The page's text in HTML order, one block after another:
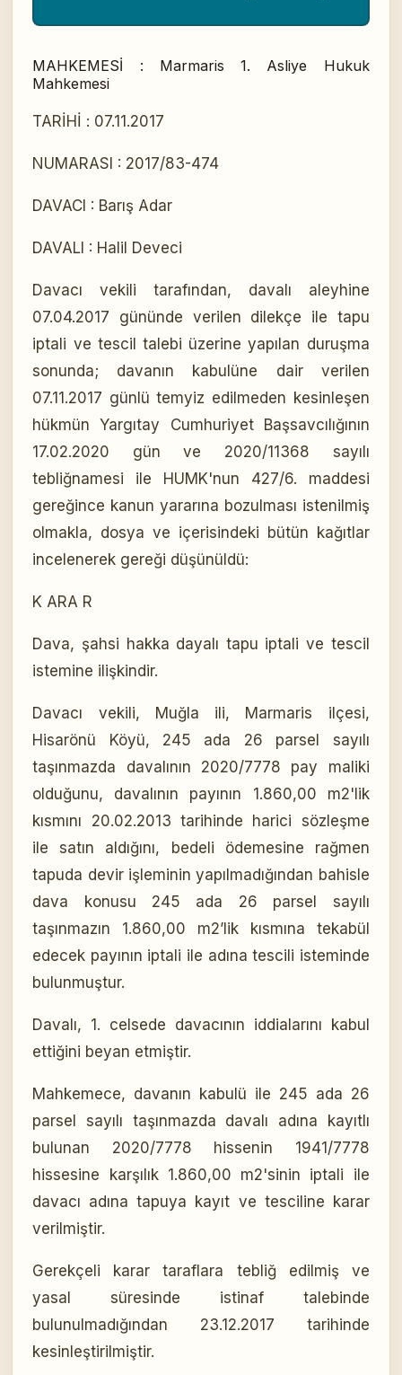
MAHKEMESİ : Marmaris 1. Asliye Hukuk
Mahkemesi
TARİHİ : 07.11.2017
NUMARASI : 2017/83-474
DAVACI : Barış Adar
DAVALI : Halil Deveci
Davacı vekili tarafından, davalı aleyhine
07.04.2017 gününde verilen dilekçe ile tapu
iptali ve tescil talebi üzerine yapılan duruşma
sonunda; davanın kabulüne dair verilen
07.11.2017 günlü temyiz edilmeden kesinleşen
hükmün Yargıtay Cumhuriyet Başsavcılığının
17.02.2020 gün ve 2020/11368 sayılı
tebliğnamesi ile HUMK'nun 427/6. maddesi
gereğince kanun yararına bozulması istenilmiş
olmakla, dosya ve içerisindeki bütün kağıtlar
incelenerek gereği düşünüldü:
K ARA R
Dava, şahsi hakka dayalı tapu iptali ve tescil
istemine ilişkindir.
Davacı vekili, Muğla ili, Marmaris ilçesi,
Hisarönü Köyü, 245 ada 26 parsel sayılı
taşınmazda davalının 2020/7778 pay maliki
olduğunu, davalının payının 1.860,00 m2'lik
kısmını 20.02.2013 tarihinde harici sözleşme
ile satın aldığını, bedeli ödemesine rağmen
tapuda devir işleminin yapılmadığından bahisle
dava konusu 245 ada 26 parsel sayılı
taşınmazın 1.860,00 m2’lik kısmına tekabül
edecek payının iptali ile adına tescili isteminde
bulunmuştur.
Davalı, 1. celsede davacının iddialarını kabul
ettiğini beyan etmiştir.
Mahkemece, davanın kabulü ile 245 ada 26
parsel sayılı taşınmazda davalı adına kayıtlı
bulunan 2020/7778 hissenin 1941/7778
hissesine karşılık 1.860,00 m2'sinin iptali ile
davacı adına tapuya kayıt ve tesciline karar
verilmiştir.
Gerekçeli karar taraflara tebliğ edilmiş ve
yasal süresinde istinaf talebinde
bulunulmadığından 23.12.2017 tarihinde
kesinleştirilmiştir.